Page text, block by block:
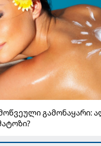
გამონაყარი: